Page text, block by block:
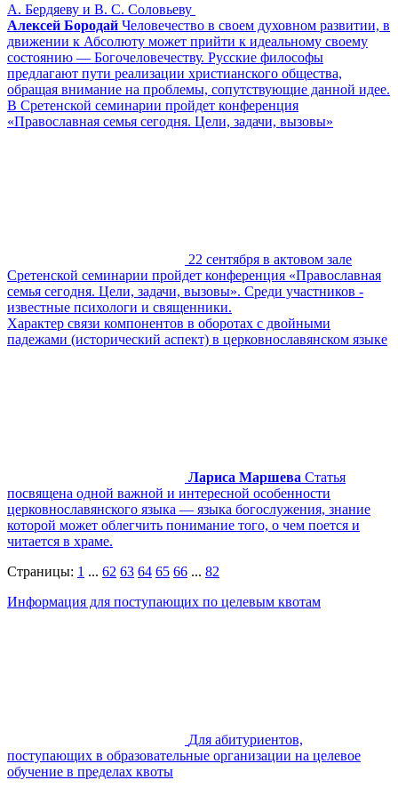
А. Бердяеву и В. С. Соловьеву
Алексей Бородай Человечество в своем духовном развитии, в
движении к Абсолюту может прийти к идеальному своему
состоянию ― Богочеловечеству. Русские философы
предлагают пути реализации христианского общества,
обращая внимание на проблемы, сопутствующие данной идее.
В Сретенской семинарии пройдет конференция
«Православная семья сегодня. Цели, задачи, вызовы»
22 сентября в актовом зале
Сретенской семинарии пройдет конференция «Православная
семья сегодня. Цели, задачи, вызовы». Среди участников -
известные психологи и священники.
Характер связи компонентов в оборотах с двойными
падежами (исторический аспект) в церковнославянском языке
Лариса Маршева Статья
посвящена одной важной и интересной особенности
церковнославянского языка — языка богослужения, знание
которой может облегчить понимание того, о чем поется и
читается в храме.
Страницы: 1 ... 62 63 64 65 66 ... 82
Информация для поступающих по целевым квотам
Для абитуриентов,
поступающих в образовательные организации на целевое
обучение в пределах квоты